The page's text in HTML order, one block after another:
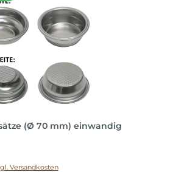
(Ø 70 mm) einwandig
Versandkosten